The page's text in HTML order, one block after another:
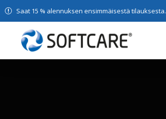
Saat 15 % alennuksen ensimmäisestä tilauksesta.